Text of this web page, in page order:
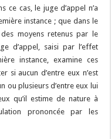
ce cas, le juge d’appel n’a
instance ; que dans le
moyens retenus par le
d’appel, saisi par l’effet
instance, examine ces
si aucun d’entre eux n’est
ou plusieurs d’entre eux lui
qu’il estime de nature à
prononcée par les